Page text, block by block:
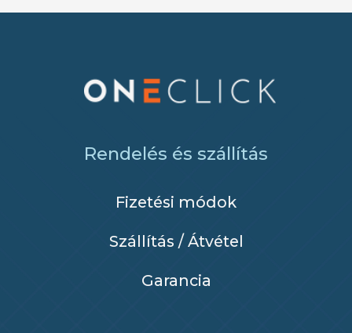
Rendelés és szállítás
Fizetési módok
Szállítás / Átvétel
Garancia